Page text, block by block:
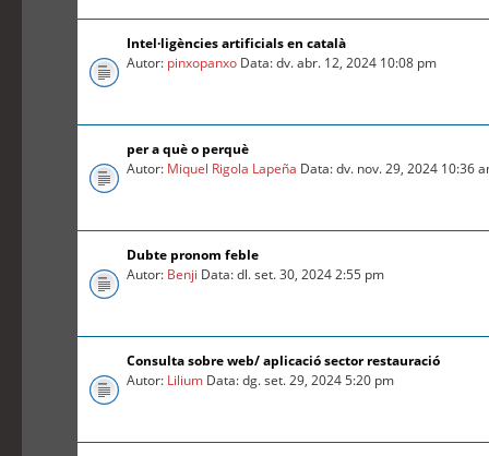
Intel·ligències artificials en català
Autor: pinxopanxo Data: dv. abr. 12, 2024 10:08 pm
per a què o perquè
Autor: Miquel Rigola Lapeña Data: dv. nov. 29, 2024 10:36
Dubte pronom feble
Autor: Benji Data: dl. set. 30, 2024 2:55 pm
Consulta sobre web/ aplicació sector restauració
Autor: Lilium Data: dg. set. 29, 2024 5:20 pm